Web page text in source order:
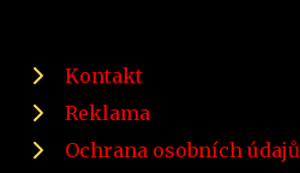
Kontakt
Reklama
Ochrana osobních údajů